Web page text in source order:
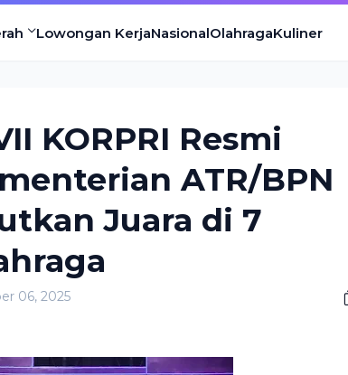
Lowongan KerjaNasionalOlahragaKuliner
KORPRI Resmi
ATR/BPN
Juara di 7
06, 2025